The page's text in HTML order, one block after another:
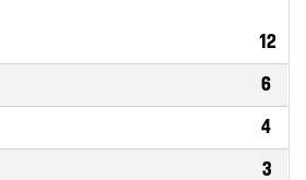
12
6
4
3